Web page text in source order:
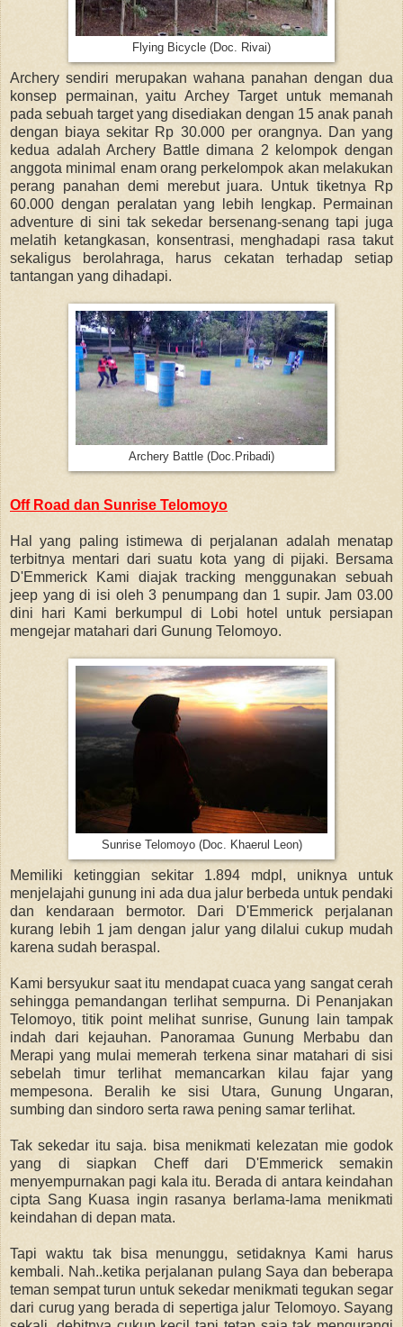
Flying Bicycle (Doc. Rivai)
Archery sendiri merupakan wahana panahan dengan dua
konsep permainan, yaitu Archey Target untuk memanah
pada sebuah target yang disediakan dengan 15 anak panah
dengan biaya sekitar Rp 30.000 per orangnya. Dan yang
kedua adalah Archery Battle dimana 2 kelompok dengan
anggota minimal enam orang perkelompok akan melakukan
perang panahan demi merebut juara. Untuk tiketnya Rp
60.000 dengan peralatan yang lebih lengkap. Permainan
adventure di sini tak sekedar bersenang-senang tapi juga
melatih ketangkasan, konsentrasi, menghadapi rasa takut
sekaligus berolahraga, harus cekatan terhadap setiap
tantangan yang dihadapi.
Archery Battle (Doc.Pribadi)
Off Road dan Sunrise Telomoyo
Hal yang paling istimewa di perjalanan adalah menatap
terbitnya mentari dari suatu kota yang di pijaki. Bersama
D'Emmerick Kami diajak tracking menggunakan sebuah
jeep yang di isi oleh 3 penumpang dan 1 supir. Jam 03.00
dini hari Kami berkumpul di Lobi hotel untuk persiapan
mengejar matahari dari Gunung Telomoyo.
Sunrise Telomoyo (Doc. Khaerul Leon)
Memiliki ketinggian sekitar 1.894 mdpl, uniknya untuk
menjelajahi gunung ini ada dua jalur berbeda untuk pendaki
dan kendaraan bermotor. Dari D'Emmerick perjalanan
kurang lebih 1 jam dengan jalur yang dilalui cukup mudah
karena sudah beraspal.
Kami bersyukur saat itu mendapat cuaca yang sangat cerah
sehingga pemandangan terlihat sempurna. Di Penanjakan
Telomoyo, titik point melihat sunrise, Gunung lain tampak
indah dari kejauhan. Panoramaa Gunung Merbabu dan
Merapi yang mulai memerah terkena sinar matahari di sisi
sebelah timur terlihat memancarkan kilau fajar yang
mempesona. Beralih ke sisi Utara, Gunung Ungaran,
sumbing dan sindoro serta rawa pening samar terlihat.
Tak sekedar itu saja. bisa menikmati kelezatan mie godok
yang di siapkan Cheff dari D'Emmerick semakin
menyempurnakan pagi kala itu. Berada di antara keindahan
cipta Sang Kuasa ingin rasanya berlama-lama menikmati
keindahan di depan mata.
Tapi waktu tak bisa menunggu, setidaknya Kami harus
kembali. Nah..ketika perjalanan pulang Saya dan beberapa
teman sempat turun untuk sekedar menikmati tegukan segar
dari curug yang berada di sepertiga jalur Telomoyo. Sayang